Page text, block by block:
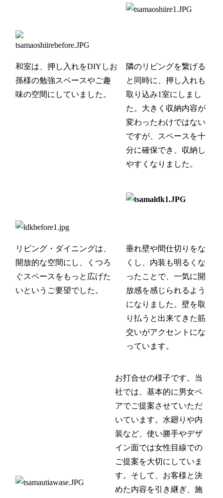
和室は、押し入れをDIYしお
孫様の勉強スペースやご趣
味の空間にしていました。
隣のリビングを繋げる
と同時に、押し入れも
取り込み1室にしまし
た。大きく収納内容が
変わったわけではない
ですが、スペースを十
分に確保でき、収納し
やすくなりました。
リビング・ダイニングは、
開放的な空間にし、くつろ
ぐスペースをもっと広げた
いというご要望でした。
垂れ壁や間仕切りをな
くし、内装も明るくな
ったことで、一気に開
放感を感じられるよう
になりました。壁を取
り払うと出来てきた筋
交いがアクセントにな
っています。
お打合せの様子です。当
社では、基本的に男女ペ
アでご提案させていただ
いています。水廻りや内
装など、使い勝手やデザ
イン面では女性目線での
ご提案を大切にしていま
す。そして、お客様と決
めた内容を引き継ぎ、施